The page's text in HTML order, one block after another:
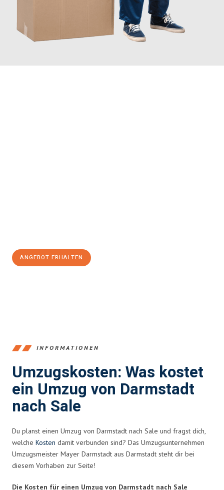
ANGEBOT ERHALTEN
INFORMATIONEN
Umzugskosten: Was kostet
ein Umzug von Darmstadt
nach Sale
Du planst einen Umzug von Darmstadt nach Sale und fragst dich,
welche Kosten damit verbunden sind? Das Umzugsunternehmen
Umzugsmeister Mayer Darmstadt aus Darmstadt steht dir bei
diesem Vorhaben zur Seite!
Die Kosten für einen Umzug von Darmstadt nach Sale